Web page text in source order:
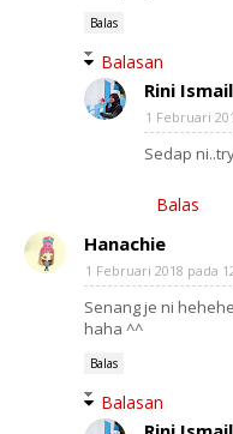
Balas
Balasan
Rini Ismail
1 Februari
Sedap
Balas
Hanachie
1 Februari 2018 pada
Senang je ni
haha ^^
Balas
Balasan